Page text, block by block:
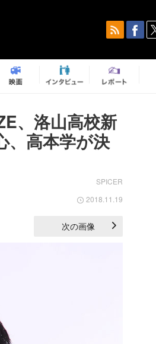
、洛山高校新
、高本学が決
SPICER
2018.11.19
次の画像